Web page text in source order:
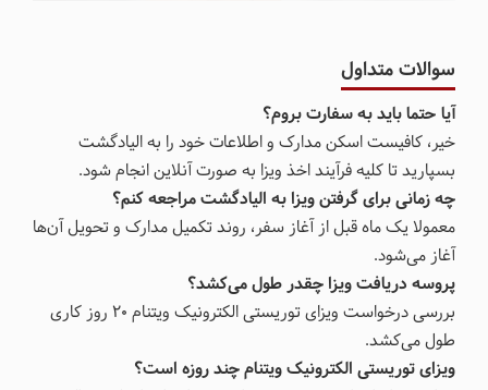
سوالات متداول
آیا حتما باید به سفارت بروم؟
خیر، کافیست اسکن مدارک و اطلاعات خود را به الیادگشت
بسپارید تا کلیه فرآیند اخذ ویزا به صورت آنلاین انجام شود.
چه زمانی برای گرفتن ویزا به الیادگشت مراجعه کنم؟
معمولا یک ماه قبل از آغاز سفر، روند تکمیل مدارک و تحویل آن‌ها
آغاز می‌شود.
پروسه دریافت ویزا چقدر طول می‌کشد؟
بررسی درخواست ویزای توریستی الکترونیک ویتنام 20 روز کاری
طول می‌کشد.
ویزای توریستی الکترونیک ویتنام چند روزه است؟